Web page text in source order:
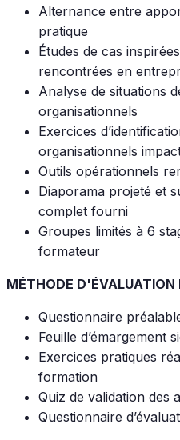
Alternance entre
pratique
Études de cas
rencontrées en
Analyse de situations
organisationnels
Exercices
organisationnels
Outils opérationnels
Diaporama projeté et
complet fourni
Groupes limités à 6
formateur
MÉTHODE D'ÉVALUATION
Questionnaire
Feuille d’émargement
Exercices pratiques
formation
Quiz de validation des
Questionnaire